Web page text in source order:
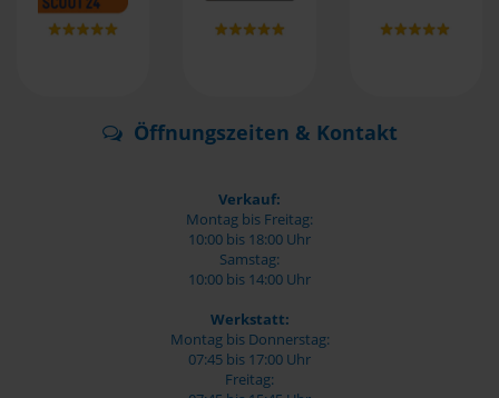
Öffnungszeiten & Kontakt
Verkauf:
Montag bis Freitag:
10:00 bis 18:00 Uhr
Samstag:
10:00 bis 14:00 Uhr
Werkstatt:
Montag bis Donnerstag:
07:45 bis 17:00 Uhr
Freitag: